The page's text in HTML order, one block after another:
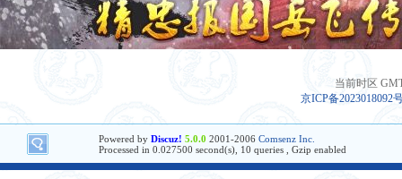
当前时区
京ICP备2023018092
Powered by Discuz! 5.0.0 2001-2006 Comsenz Inc.
Processed in 0.027500 second(s), 10 queries , Gzip enabled